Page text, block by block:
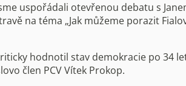
uspořádali otevřenou debatu s
na téma „Jak můžeme porazit
hodnotil stav demokracie po 34
člen PCV Vítek Prokop.